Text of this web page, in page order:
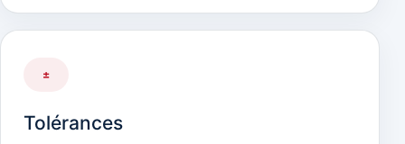
±
Tolérances